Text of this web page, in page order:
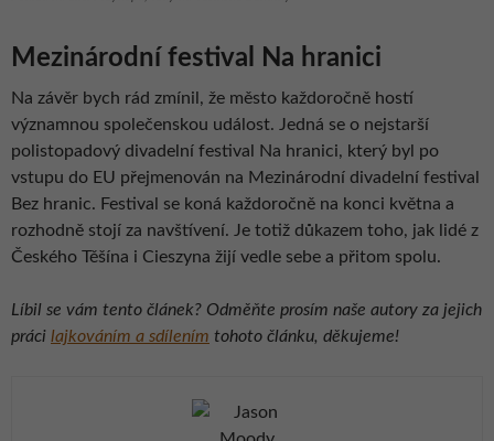
Mezinárodní festival Na hranici
Na závěr bych rád zmínil, že město každoročně hostí
významnou společenskou událost. Jedná se o nejstarší
polistopadový divadelní festival Na hranici, který byl po
vstupu do EU přejmenován na Mezinárodní divadelní festival
Bez hranic. Festival se koná každoročně na konci května a
rozhodně stojí za navštívení. Je totiž důkazem toho, jak lidé z
Českého Těšína i Cieszyna žijí vedle sebe a přitom spolu.
Líbil se vám tento článek? Odměňte prosím naše autory za jejich
práci lajkováním a sdílením tohoto článku, děkujeme!